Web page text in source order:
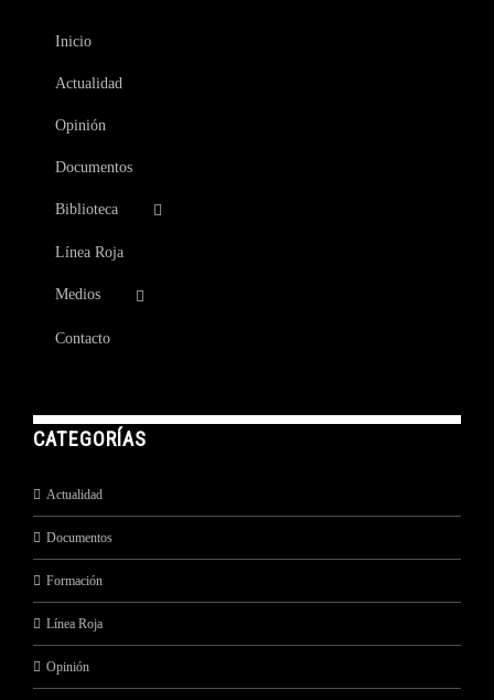
Inicio
Actualidad
Opinión
Documentos
Biblioteca
Línea Roja
Medios
Contacto
CATEGORÍAS
Actualidad
Documentos
Formación
Línea Roja
Opinión